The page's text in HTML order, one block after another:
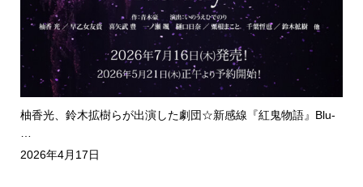
柚香光、鈴木拡樹らが出演した劇団☆新感線『紅鬼物語』Blu-
2026年4月17日